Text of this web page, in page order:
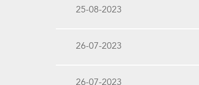
25-08-2023
26-07-2023
26-07-2023